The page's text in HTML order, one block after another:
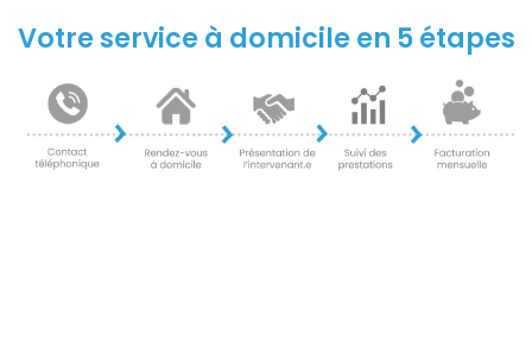
Votre service à domicile en 5 étapes